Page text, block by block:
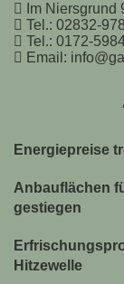
Im Niersgrund
Tel.: 02832-
Tel.: 0172-
Email:
Energiepreise
Anbauflächen
gestiegen
Hitzewelle